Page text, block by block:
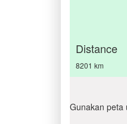
Distance
8201 km
Gunakan peta